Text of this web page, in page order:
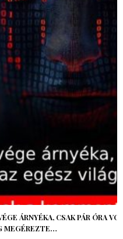
ÓRA VOLT, MÉGIS AZ